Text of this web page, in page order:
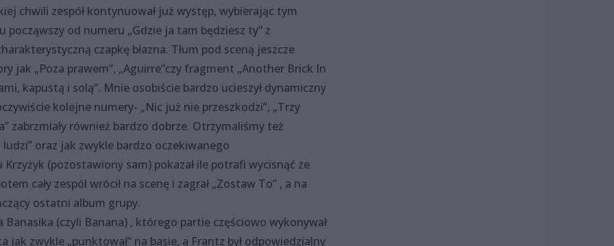
chwili zespół kontynuował już występ, wybierając tym
od numeru „Gdzie ja tam będziesz ty” z
czapkę błazna. Tłum pod sceną jeszcze
jak „Poza prawem”, „Aguirre”czy fragment „Another Brick In
kapustą i solą”. Mnie osobiście bardzo ucieszył dynamiczny
kolejne numery- „Nic już nie przeszkodzi”, „Trzy
zabrzmiały również bardzo dobrze. Otrzymaliśmy też
oraz jak zwykle bardzo oczekiwanego
(pozostawiony sam) pokazał ile potrafi wycisnąć ze
cały zespól wrócił na scenę i zagrał „Zostaw To” , a na
ostatni album grupy.
(czyli Banana) , którego partie częściowo wykonywał
zwykle „punktował” na basie, a Frantz był odpowiedzialny